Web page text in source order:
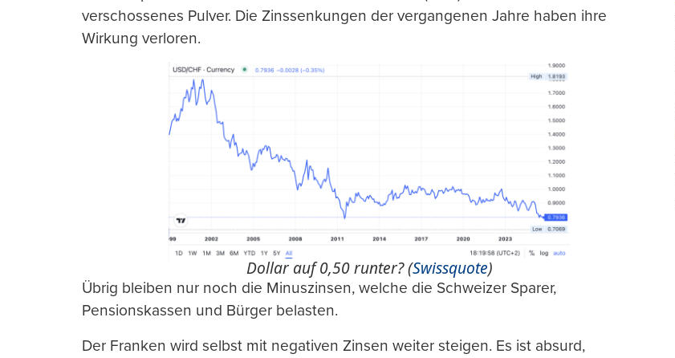
verschossenes Pulver. Die Zinssenkungen der vergangenen Jahre haben ihre
Wirkung verloren.
Dollar auf 0,50 runter? (Swissquote)
Übrig bleiben nur noch die Minuszinsen, welche die Schweizer Sparer,
Pensionskassen und Bürger belasten.
Der Franken wird selbst mit negativen Zinsen weiter steigen. Es ist absurd,